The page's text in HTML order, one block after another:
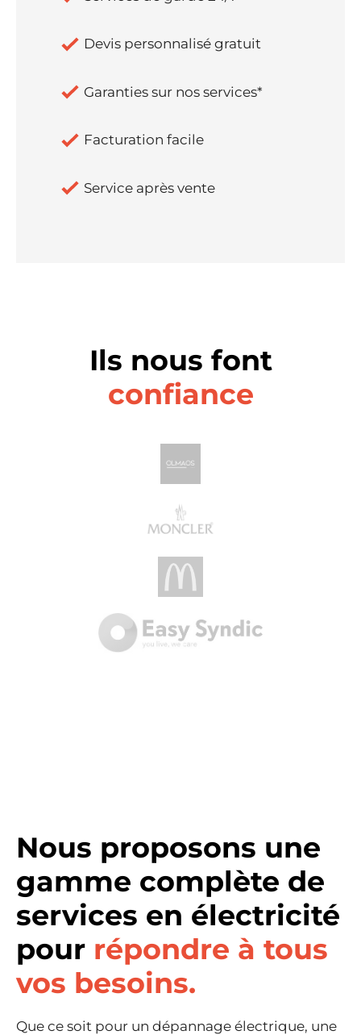
Devis personnalisé gratuit
Garanties sur nos services*
Facturation facile
Service après vente
Ils nous font
confiance
Nous proposons une
gamme complète de
services en électricité
pour répondre à tous
vos besoins.
Que ce soit pour un dépannage électrique, une